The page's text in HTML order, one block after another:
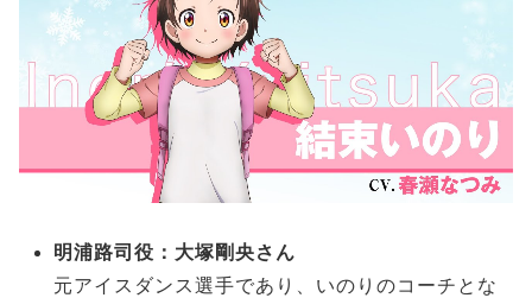
明浦路司役：大塚剛央さん
元アイスダンス選手であり、いのりのコーチとな